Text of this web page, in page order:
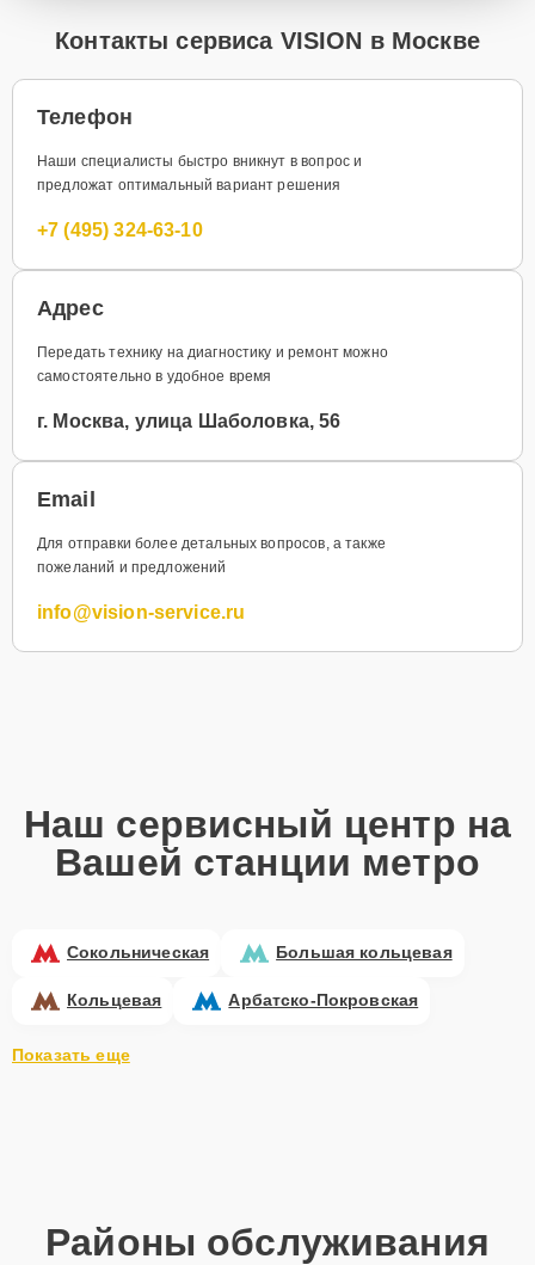
Контакты сервиса VISION в Москве
Телефон
Наши специалисты быстро вникнут в вопрос и
предложат оптимальный вариант решения
+7 (495) 324-63-10
Адрес
Передать технику на диагностику и ремонт можно
самостоятельно в удобное время
г. Москва, улица Шаболовка, 56
Email
Для отправки более детальных вопросов, а также
пожеланий и предложений
info@vision-service.ru
Наш сервисный центр на
Вашей станции метро
Сокольническая Большая кольцевая
Кольцевая Арбатско-Покровская
Показать еще
Районы обслуживания